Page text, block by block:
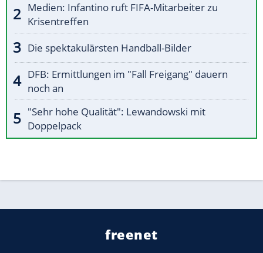
Medien: Infantino ruft FIFA-Mitarbeiter zu
Krisentreffen
Die spektakulärsten Handball-Bilder
DFB: Ermittlungen im "Fall Freigang" dauern
noch an
"Sehr hohe Qualität": Lewandowski mit
Doppelpack
freenet